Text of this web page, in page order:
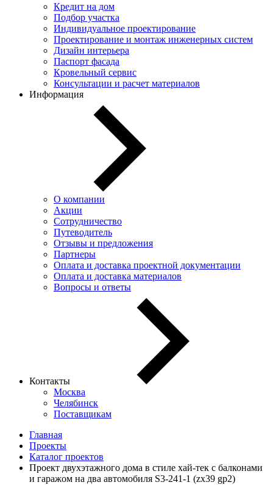
Кредит на дом
Подбор участка
Индивидуальное проектирование
Проектирование и монтаж инженерных систем
Дизайн интерьера
Паспорт фасада
Кровельный сервис
Консультации и расчет материалов
Информация
О компании
Акции
Сотрудничество
Путеводитель
Отзывы и предложения
Партнеры
Оплата и доставка проектной документации
Оплата и доставка материалов
Вопросы и ответы
Контакты
Москва
Челябинск
Поставщикам
Главная
Проекты
Каталог проектов
Проект двухэтажного дома в стиле хай-тек с балконами
и гаражом на два автомобиля S3-241-1 (zx39 gp2)